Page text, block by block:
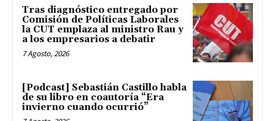
Tras diagnóstico entregado por
Comisión de Políticas Laborales
la CUT emplaza al ministro Rau y
a los empresarios a debatir
7 Agosto, 2026
[Podcast] Sebastián Castillo habla
de su libro en coautoría “Era
invierno cuando ocurrió”